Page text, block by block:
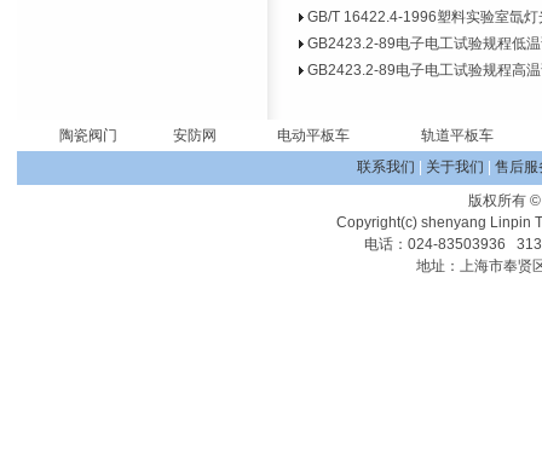
GB/T 16422.4-1996塑料实验室氙
GB2423.2-89电子电工试验规程低
GB2423.2-89电子电工试验规程高
陶瓷阀门 安防网 电动平板车
轨道平板车
联系我们
关于我们
售后服
版权所有
Copyright(c) shenyang Linpin
电话：024-83503936
地址：上海市奉贤